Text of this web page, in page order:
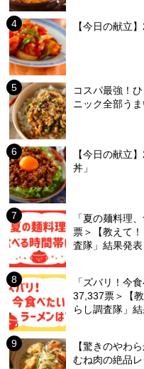
【今日の献立
コスパ最強！
ニック全部うま
【今日の献立
丼」
「夏の麺料理
票＞【教えて
査隊」結果発表
「ズバリ！今
37,337票＞【
らし調査隊」
【驚きのやわ
むね肉の絶品